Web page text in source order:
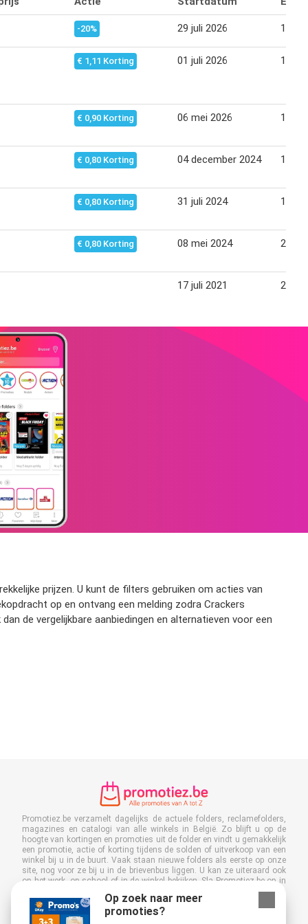
-20% 29 juli 2026 11
€ 1,11 Korting 01 juli 2026 14
€ 0,90 Korting 06 mei 2026 19
€ 0,80 Korting 04 december 2024 17
€ 0,80 Korting 31 juli 2024 13
€ 0,80 Korting 08 mei 2024 21
17 juli 2021 24
prijzen. U kunt de filters gebruiken om acties van
op en ontvang een melding zodra Crackers
de vergelijkbare aanbiedingen en alternatieven voor een
Op zoek naar meer
promoties?
Promotiez.be verzamelt dagelijks de actuele folders, reclamefolders,
magazines en catalogi van alle winkels in België. Zo blijft u op de
hoogte van kortingen en promoties uit de folder en vindt u gemakkelijk
een promotie, actie of korting tijdens de solden of uitverkoop van een
winkel bij u in de buurt. Vaak staan nieuwe folders als eerste op onze
site, nog voor ze bij u in de brievenbus liggen. U kan ze uiteraard ook
op het werk, op school of in de winkel bekijken. Sla Promotiez.be op in
uw favorieten. Kleef vervolgens een nee/nee sticker op uw brievenbus
en bespaar veel tijd en geld.Bovendien levert u met het lezen van
digitale reclamefolders ook een bijdrage aan het terugdringen van
papierafval. Dus het is ook goed voor het milieu!